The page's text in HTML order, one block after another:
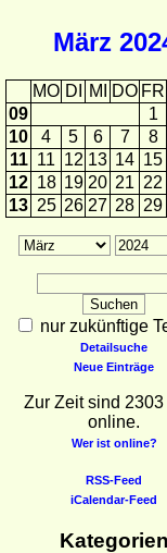
März
MO DI MI DO FR
09
1
10
4 5 6 7 8
11 11 12 13 14 15
12 18 19 20 21 22
13 25 26 27 28 29
nur zukünftige
Detailsuche
Neue Einträge
Zur Zeit sind 2303
online.
Wer ist online?
RSS-Feed
iCalendar-Feed
Kategorien